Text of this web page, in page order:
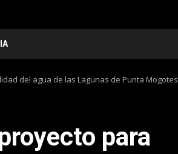
IA
del agua de las Lagunas de Punta Mogotes
para